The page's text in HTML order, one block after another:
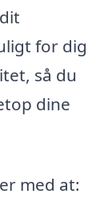
for dig
så du
dine
med at: